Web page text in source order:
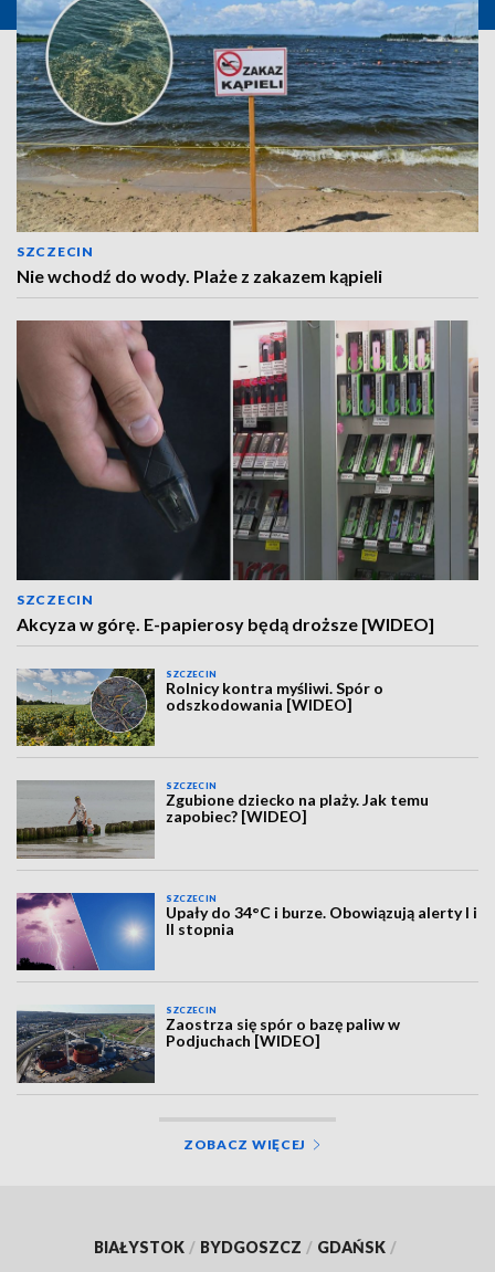
SZCZECIN
Nie wchodź do wody. Plaże z zakazem kąpieli
SZCZECIN
Akcyza w górę. E-papierosy będą droższe [WIDEO]
SZCZECIN
Rolnicy kontra myśliwi. Spór o
odszkodowania [WIDEO]
SZCZECIN
Zgubione dziecko na plaży. Jak temu
zapobiec? [WIDEO]
SZCZECIN
Upały do 34°C i burze. Obowiązują alerty I i
II stopnia
SZCZECIN
Zaostrza się spór o bazę paliw w
Podjuchach [WIDEO]
ZOBACZ WIĘCEJ
BIAŁYSTOK / BYDGOSZCZ / GDAŃSK /